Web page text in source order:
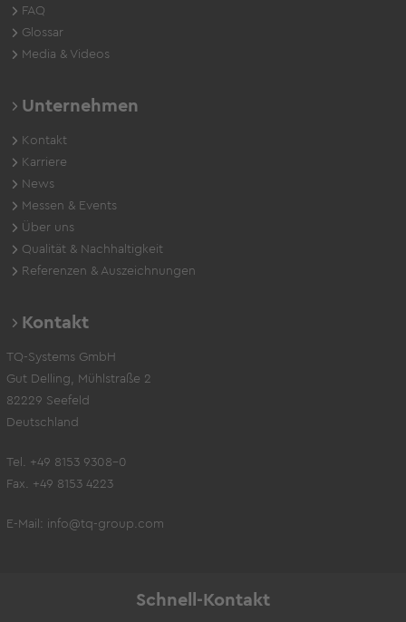
FAQ
Glossar
Media & Videos
Unternehmen
Kontakt
Karriere
News
Messen & Events
Über uns
Qualität & Nachhaltigkeit
Referenzen & Auszeichnungen
Kontakt
TQ-Systems GmbH
Gut Delling, Mühlstraße 2
82229 Seefeld
Deutschland
Tel. +49 8153 9308-0
Fax. +49 8153 4223
E-Mail: info@tq-group.com
Schnell-Kontakt